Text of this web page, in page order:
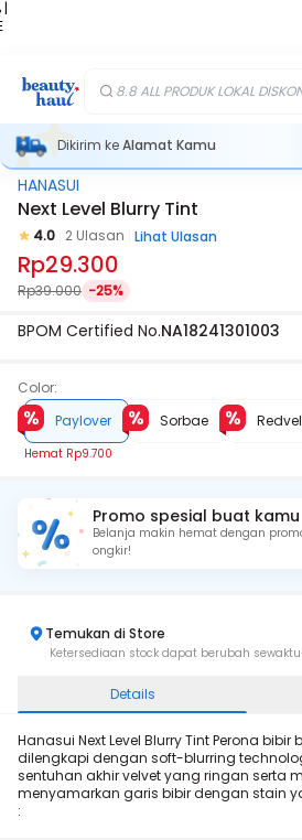
|
8.8 ALL PRODUK LOKAL
Dikirim keAlamat Kamu
HANASUI
Next Level Blurry Tint
4.0 2 Ulasan Lihat Ulasan
Rp29.300
Rp39.000 -25%
BPOM Certified No.NA18241301003
Color:
Paylover
Hemat Rp9.700
Sorbae
Promo spesial buat kamu
Belanja makin hemat dengan
ongkir!
Temukan di Store
Ketersediaan stock dapat berubah
Details
Hanasui Next Level Blurry Tint Perona
dilengkapi dengan soft-blurring
sentuhan akhir velvet yang ringan serta
menyamarkan garis bibir dengan stain
: